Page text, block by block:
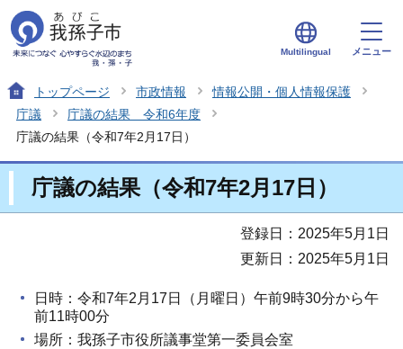
Multilingual メニュー
トップページ 市政情報
情報公開・個人情報保護
庁議
庁議の結果 令和6年度
庁議の結果（令和7年2月17日）
庁議の結果（令和7年2月17日）
登録日：2025年5月1日
更新日：2025年5月1日
日時：令和7年2月17日（月曜日）午前9時30分から午
前11時00分
場所：我孫子市役所議事堂第一委員会室